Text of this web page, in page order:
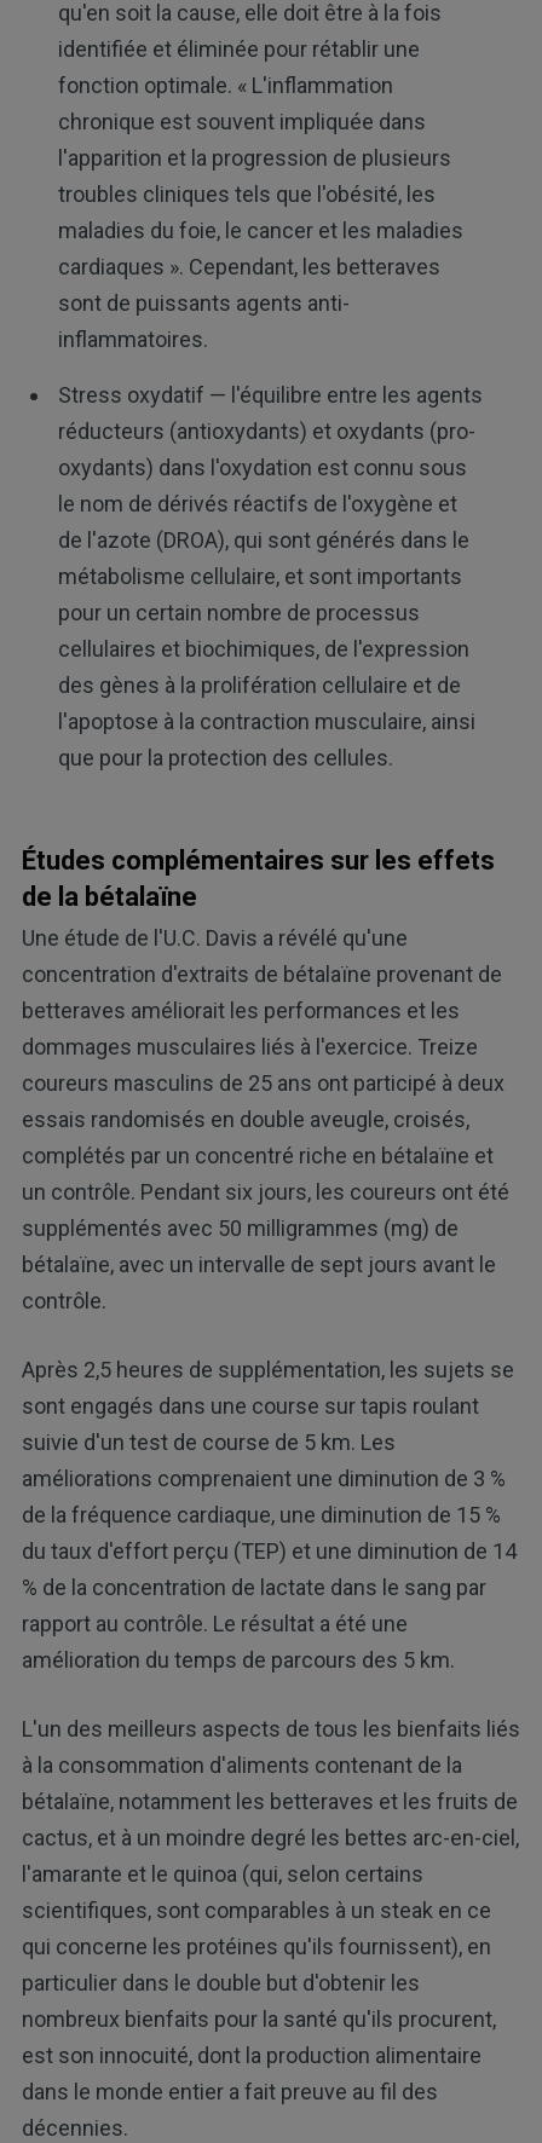
qu'en soit la cause, elle doit être à la fois
identifiée et éliminée pour rétablir une
fonction optimale. « L'inflammation
chronique est souvent impliquée dans
l'apparition et la progression de plusieurs
troubles cliniques tels que l'obésité, les
maladies du foie, le cancer et les maladies
cardiaques ». Cependant, les betteraves
sont de puissants agents anti-
inflammatoires.
Stress oxydatif — l'équilibre entre les agents
réducteurs (antioxydants) et oxydants (pro-
oxydants) dans l'oxydation est connu sous
le nom de dérivés réactifs de l'oxygène et
de l'azote (DROA), qui sont générés dans le
métabolisme cellulaire, et sont importants
pour un certain nombre de processus
cellulaires et biochimiques, de l'expression
des gènes à la prolifération cellulaire et de
l'apoptose à la contraction musculaire, ainsi
que pour la protection des cellules.
Études complémentaires sur les effets
de la bétalaïne
Une étude de l'U.C. Davis a révélé qu'une
concentration d'extraits de bétalaïne provenant de
betteraves améliorait les performances et les
dommages musculaires liés à l'exercice. Treize
coureurs masculins de 25 ans ont participé à deux
essais randomisés en double aveugle, croisés,
complétés par un concentré riche en bétalaïne et
un contrôle. Pendant six jours, les coureurs ont été
supplémentés avec 50 milligrammes (mg) de
bétalaïne, avec un intervalle de sept jours avant le
contrôle.
Après 2,5 heures de supplémentation, les sujets se
sont engagés dans une course sur tapis roulant
suivie d'un test de course de 5 km. Les
améliorations comprenaient une diminution de 3 %
de la fréquence cardiaque, une diminution de 15 %
du taux d'effort perçu (TEP) et une diminution de 14
% de la concentration de lactate dans le sang par
rapport au contrôle. Le résultat a été une
amélioration du temps de parcours des 5 km.
L'un des meilleurs aspects de tous les bienfaits liés
à la consommation d'aliments contenant de la
bétalaïne, notamment les betteraves et les fruits de
cactus, et à un moindre degré les bettes arc-en-ciel,
l'amarante et le quinoa (qui, selon certains
scientifiques, sont comparables à un steak en ce
qui concerne les protéines qu'ils fournissent), en
particulier dans le double but d'obtenir les
nombreux bienfaits pour la santé qu'ils procurent,
est son innocuité, dont la production alimentaire
dans le monde entier a fait preuve au fil des
décennies.